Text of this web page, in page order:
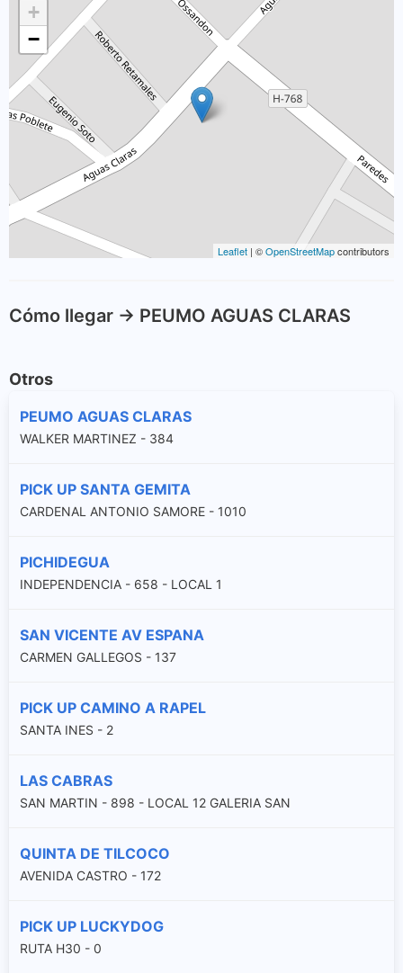
+
−
Leaflet | ©OpenStreetMapcontributors
Cómo llegar -> PEUMO AGUAS CLARAS
Otros
PEUMO AGUAS CLARAS
WALKER MARTINEZ - 384
PICK UP SANTA GEMITA
CARDENAL ANTONIO SAMORE - 1010
PICHIDEGUA
INDEPENDENCIA - 658 - LOCAL 1
SAN VICENTE AV ESPANA
CARMEN GALLEGOS - 137
PICK UP CAMINO A RAPEL
SANTA INES - 2
LAS CABRAS
SAN MARTIN - 898 - LOCAL 12 GALERIA SAN
QUINTA DE TILCOCO
AVENIDA CASTRO - 172
PICK UP LUCKYDOG
RUTA H30 - 0